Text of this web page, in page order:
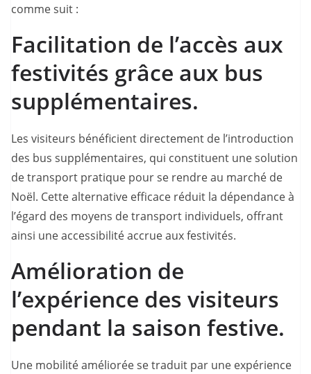
comme suit :
Facilitation de l’accès aux
festivités grâce aux bus
supplémentaires.
Les visiteurs bénéficient directement de l’introduction
des bus supplémentaires, qui constituent une solution
de transport pratique pour se rendre au marché de
Noël. Cette alternative efficace réduit la dépendance à
l’égard des moyens de transport individuels, offrant
ainsi une accessibilité accrue aux festivités.
Amélioration de
l’expérience des visiteurs
pendant la saison festive.
Une mobilité améliorée se traduit par une expérience